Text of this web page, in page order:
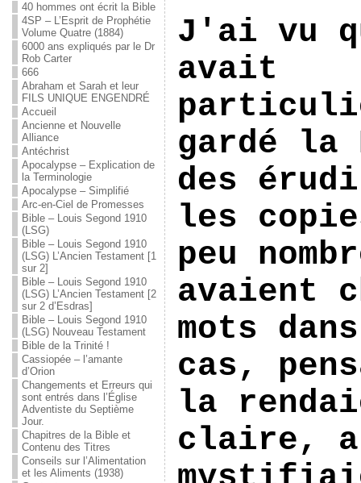
40 hommes ont écrit la Bible
4SP – L’Esprit de Prophétie
Volume Quatre (1884)
6000 ans expliqués par le Dr
Rob Carter
666
Abraham et Sarah et leur
FILS UNIQUE ENGENDRÉ
Accueil
Ancienne et Nouvelle
Alliance
Antéchrist
Apocalypse – Explication de
la Terminologie
Apocalypse – Simplifié
Arc-en-Ciel de Promesses
Bible – Louis Segond 1910
(LSG)
Bible – Louis Segond 1910
(LSG) L’Ancien Testament [1
sur 2]
Bible – Louis Segond 1910
(LSG) L’Ancien Testament [2
sur 2 d’Esdras]
Bible – Louis Segond 1910
(LSG) Nouveau Testament
Bible de la Trinité !
Cassiopée – l’amante
d’Orion
Changements et Erreurs qui
sont entrés dans l’Église
Adventiste du Septième
Jour.
Chapitres de la Bible et
Contenu des Titres
Conseils sur l’Alimentation
et les Aliments (1938)
J'ai vu
avait
gardé la
des
les
peu
avaient
mots
cas,
la
claire,